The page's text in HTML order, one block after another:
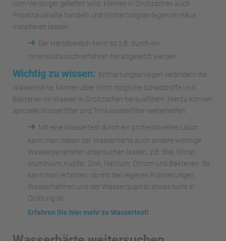
vom Versorger geliefert wird, können in Groitzschen auch
Privathaushalte handeln und Enthärtungsanlagen im Haus
installieren lassen.
➜ Der Härtebereich kann so z.B. durch ein
Ionenaustauschverfahren herabgesetzt werden.
Wichtig zu wissen: Enthärtungsanlagen verändern die
Wasserhärte, können aber nicht mögliche Schadstoffe und
Bakterien im Wasser in Groitzschen herausfiltern. Hierzu können
spezielle Wasserfilter und Trinkwasserfilter weiterhelfen.
➜ Mit eine Wassertest durch ein professionelles Labor
kann man neben der Wasserhärte auch andere wichtige
Wasserparameter untersuchen lassen, z.B. Blei, Nitrat,
Aluminium, Kupfer, Zink, Natrium, Chrom und Bakterien. So
kann man erfahren, ob mit den eigenen Rohrleitungen,
Wasserhähnen und der Wasserqualität etwas nicht in
Ordnung ist.
Erfahren Sie hier mehr zu Wassertest!